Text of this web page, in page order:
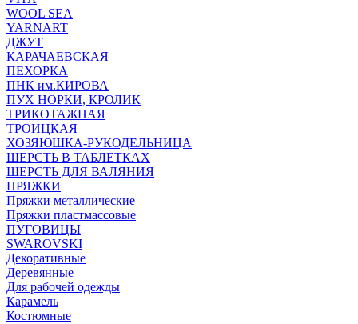
WOOL SEA
YARNART
ДЖУТ
КАРАЧАЕВСКАЯ
ПЕХОРКА
ПНК им.КИРОВА
ПУХ НОРКИ, КРОЛИК
ТРИКОТАЖНАЯ
ТРОИЦКАЯ
ХОЗЯЮШКА-РУКОДЕЛЬНИЦА
ШЕРСТЬ В ТАБЛЕТКАХ
ШЕРСТЬ ДЛЯ ВАЛЯНИЯ
ПРЯЖКИ
Пряжки металлические
Пряжки пластмассовые
ПУГОВИЦЫ
SWAROVSKI
Декоративные
Деревянные
Для рабочей одежды
Карамель
Костюмные